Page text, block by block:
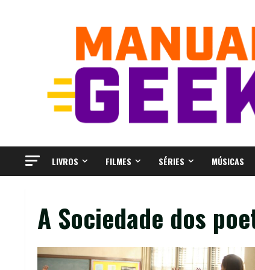
LIVROS FILMES SÉRIES MÚSICAS
A Sociedade dos